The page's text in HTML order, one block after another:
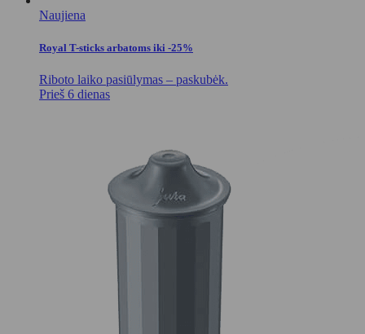
Naujiena
Royal T-sticks arbatoms iki -25%
Riboto laiko pasiūlymas – paskubėk.
Prieš 6 dienas